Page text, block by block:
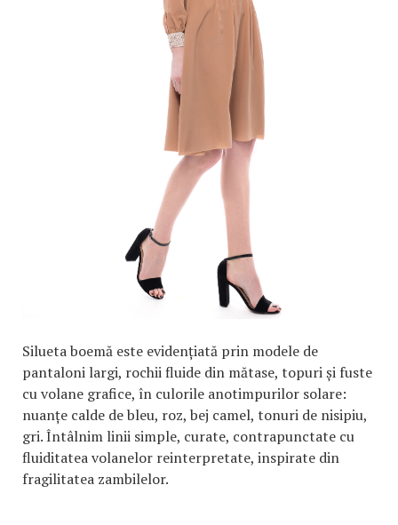
Silueta boemă este evidențiată prin modele de
pantaloni largi, rochii fluide din mătase, topuri și fuste
cu volane grafice, în culorile anotimpurilor solare:
nuanțe calde de bleu, roz, bej camel, tonuri de nisipiu,
gri. Întâlnim linii simple, curate, contrapunctate cu
fluiditatea volanelor reinterpretate, inspirate din
fragilitatea zambilelor.